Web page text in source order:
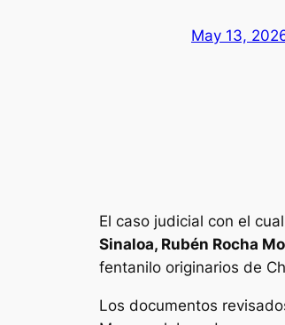
May 13,
El caso judicial con el
Sinaloa, Rubén Rocha
fentanilo originarios de
Los documentos